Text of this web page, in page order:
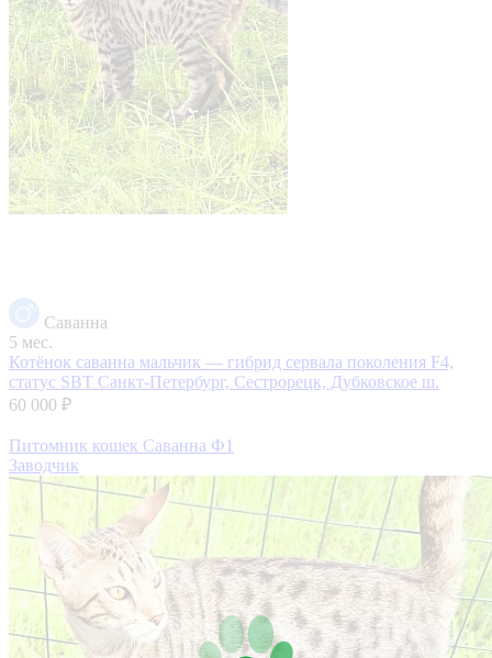
Саванна
5 мес.
Котёнок саванна мальчик — гибрид сервала поколения F4,
статус SBT Санкт-Петербург, Сестрорецк, Дубковское ш.
60 000 ₽
Питомник кошек Саванна Ф1
Заводчик